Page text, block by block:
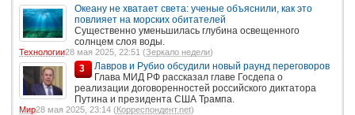
Океану не хватает света: ученые объяснили, как это
повлияет на морских обитателей
Существенно уменьшилась глубина освещенного
солнцем слоя воды.
Технологии28 мая 2025, 22:51 (Зеркало недели)
3
Лавров и Рубио обсудили новый раунд переговоров
Глава МИД РФ рассказал главе Госдепа о
реализации договоренностей российского диктатора
Путина и президента США Трампа.
Мир28 мая 2025, 23:14 (Корреспондент.net)